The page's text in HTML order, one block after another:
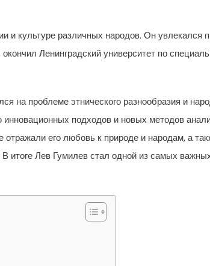
и культуре различных народов. Он увлекался
Ленинградский университет по
на проблеме этнического разнообразия и
подходов и новых методов
его любовь к природе и народам, а
Лев Гумилев стал одной из самых